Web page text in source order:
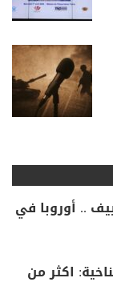
.. أوروبا في
اكثر من